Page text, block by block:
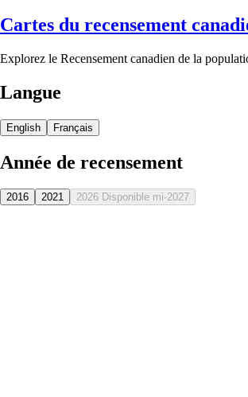
Cartes du recensement
Explorez le Recensement canadien de la
Langue
English Français
Année de recensement
2016 2021 2026 Disponible mi-2027